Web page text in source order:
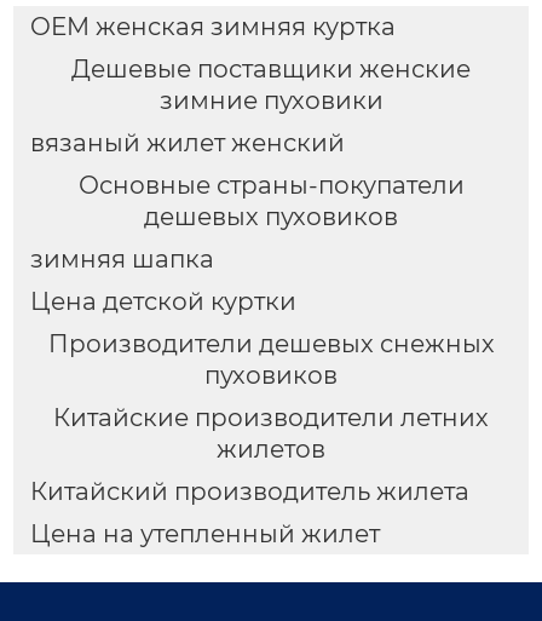
OEM женская зимняя куртка
Дешевые поставщики женские
зимние пуховики
вязаный жилет женский
Основные страны-покупатели
дешевых пуховиков
зимняя шапка
Цена детской куртки
Производители дешевых снежных
пуховиков
Китайские производители летних
жилетов
Китайский производитель жилета
Цена на утепленный жилет